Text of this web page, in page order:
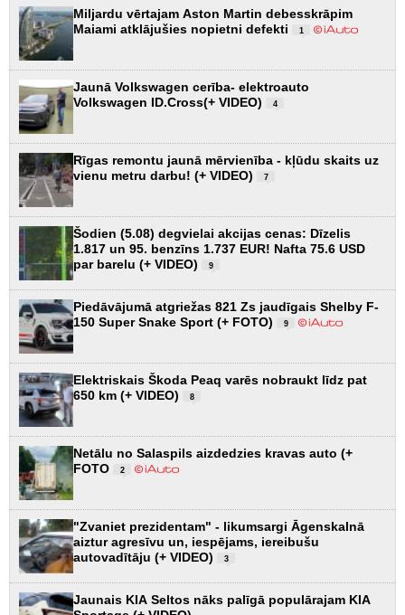
Miljardu vērtajam Aston Martin debesskrāpim
Maiami atklājušies nopietni defekti
1
Jaunā Volkswagen cerība- elektroauto
Volkswagen ID.Cross(+ VIDEO)
4
Rīgas remontu jaunā mērvienība - kļūdu skaits uz
vienu metru darbu! (+ VIDEO)
7
Šodien (5.08) degvielai akcijas cenas: Dīzelis
1.817 un 95. benzīns 1.737 EUR! Nafta 75.6 USD
par barelu (+ VIDEO)
9
Piedāvājumā atgriežas 821 Zs jaudīgais Shelby F-
150 Super Snake Sport (+ FOTO)
9
Elektriskais Škoda Peaq varēs nobraukt līdz pat
650 km (+ VIDEO)
8
Netālu no Salaspils aizdedzies kravas auto (+
FOTO
2
"Zvaniet prezidentam" - likumsargi Āgenskalnā
aiztur agresīvu un, iespējams, iereibušu
autovadītāju (+ VIDEO)
3
Jaunais KIA Seltos nāks palīgā populārajam KIA